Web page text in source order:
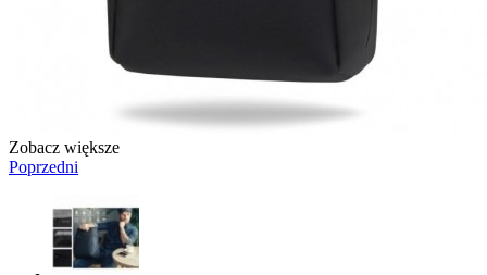
Zobacz większe
Poprzedni